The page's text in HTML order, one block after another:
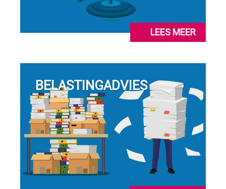
LEES MEER
BELASTINGADVIES